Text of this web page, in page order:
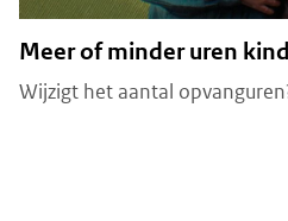
Meer of minder uren
Wijzigt het aantal